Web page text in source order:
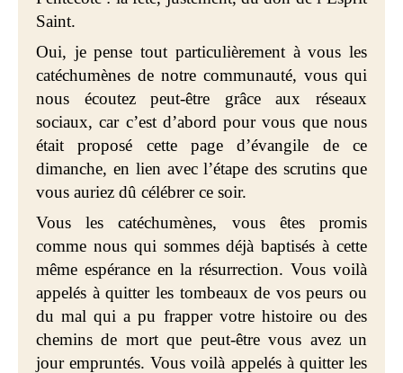
Saint.
Oui, je pense tout particulièrement à vous les
catéchumènes de notre communauté, vous qui
nous écoutez peut-être grâce aux réseaux
sociaux, car c’est d’abord pour vous que nous
était proposé cette page d’évangile de ce
dimanche, en lien avec l’étape des scrutins que
vous auriez dû célébrer ce soir.
Vous les catéchumènes, vous êtes promis
comme nous qui sommes déjà baptisés à cette
même espérance en la résurrection. Vous voilà
appelés à quitter les tombeaux de vos peurs ou
du mal qui a pu frapper votre histoire ou des
chemins de mort que peut-être vous avez un
jour empruntés. Vous voilà appelés à quitter les